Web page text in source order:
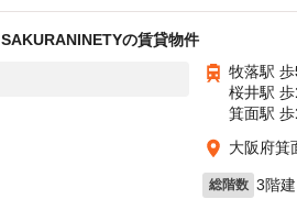
SAKURANINETYの賃貸物件
牧落駅 歩
桜井駅 歩
箕面駅 歩
大阪府箕
総階数 3階建